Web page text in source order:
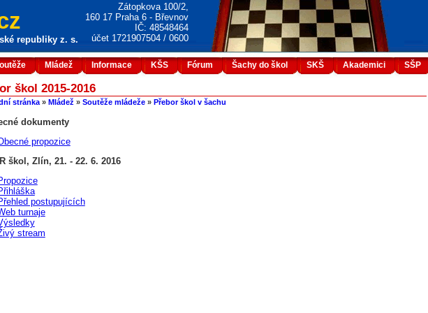
republiky z. s.
Zátopkova 100/2,
160 17 Praha 6 - Břevnov
IČ: 48548464
účet 1721907504 / 0600
Mládež Informace KŠS Fórum Šachy do škol SKŠ Akademici SŠP
škol 2015-2016
stránka » Mládež » Soutěže mládeže » Přebor škol v šachu
dokumenty
propozice
škol, Zlín, 21. - 22. 6. 2016
postupujících
turnaje
stream